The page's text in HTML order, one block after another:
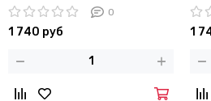
бамбукового волокна с
крышками
0
1 740 руб
из
1